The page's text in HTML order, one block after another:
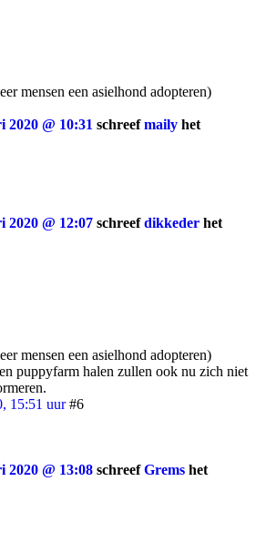
mensen een asielhond adopteren)
2020 @ 10:31 schreefmaily het
2020 @ 12:07 schreefdikkeder het
mensen een asielhond adopteren)
puppyfarm halen zullen ook nu zich niet
15:51 uur #6
2020 @ 13:08 schreefGrems het